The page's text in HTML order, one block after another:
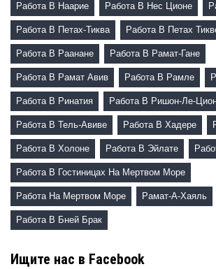
Работа В Наарие Работа В Нес Ционе
Работа В Петах-Тиква Работа В Петах
Работа В Раанане Работа В Рамат-Гане
Работа В Рамат Авив Работа В Рамле
Работа В Ринатия Работа В Ришон-Ле-
Работа В Тель-Авиве Работа В Хадере
Работа В Холоне Работа В Эйлате
Работа В Гостиницах На Мертвом Море
Работа На Мертвом Море Рамат-А-Хаяль
Работа В Бней Брак
Ищите нас в Facebook